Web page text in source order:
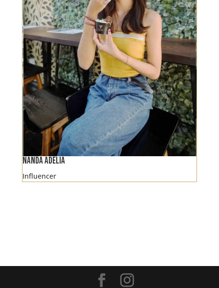
Nanda Adelia
Influencer